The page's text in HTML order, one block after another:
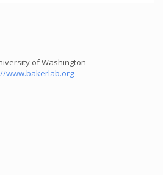
of Washington
www.bakerlab.org